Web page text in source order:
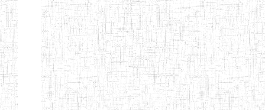
BANDJOUN
ENIEG PRIVEE
NANFAH
07/09/2012 ENIEG
ENPIEG TERESA
JANE
14/03/2014 ENIEG